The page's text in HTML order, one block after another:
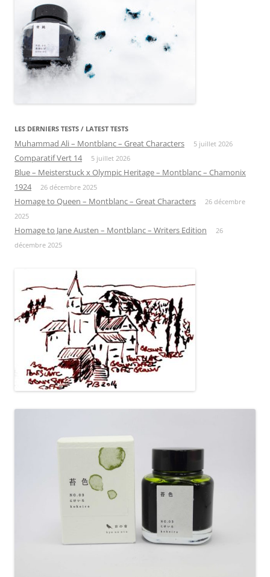
LES DERNIERS TESTS / LATEST TESTS
Muhammad Ali – Montblanc – Great Characters 5 juillet 2026
Comparatif Vert 14 5 juillet 2026
Blue – Meisterstuck x Olympic Heritage – Montblanc – Chamonix
1924
26 décembre 2025
Homage to Queen – Montblanc – Great Characters
26 décembre
2025
Homage to Jane Austen – Montblanc – Writers Edition
26
décembre 2025